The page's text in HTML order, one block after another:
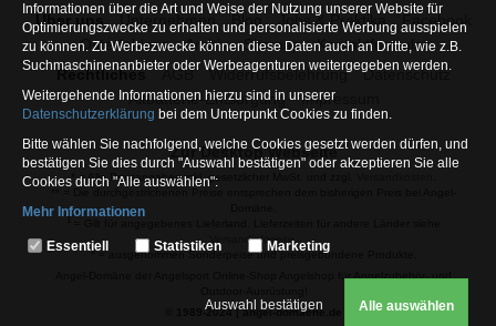
Über uns
Unternehmen Blog Jobs & Praktika
Facebook
Osterfeldsee
Archiv Sitemap
Kontaktformular
Rechtliches
AGB Widerrufsbelehrung
Datenschutz
Altbatterie-Entsorgung
Impressum
Zur Desktop Webseite
* = Alle Preisangaben inkl. gesetzlicher MwSt. und zzgl.
Versandinfoseite.
2= ausgenommen Sonderpeise und preisgebundene Produkte.
© 1989-2024 | angel-domaene.de
Informationen über die Art und Weise der Nutzung unserer Website für
Optimierungszwecke zu erhalten und personalisierte Werbung ausspielen
zu können. Zu Werbezwecke können diese Daten auch an Dritte, wie z.B.
Suchmaschinenanbieter oder Werbeagenturen weitergegeben werden.
Weitergehende Informationen hierzu sind in unserer
Datenschutzerklärung bei dem Unterpunkt Cookies zu finden.
Bitte wählen Sie nachfolgend, welche Cookies gesetzt werden dürfen, und
bestätigen Sie dies durch "Auswahl bestätigen" oder akzeptieren Sie alle
Cookies durch "Alle auswählen":
Mehr Informationen
Essentiell
weshalb auf diese nicht verzichtet werden kann
Essentiell Statistiken Marketing
Auswahl bestätigen Alle auswählen